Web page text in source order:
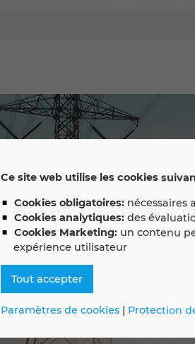
Ce site web utilise les cookies
Cookies obligatoires:nécessaires
Cookies analytiques:des
Cookies Marketing:un contenu
expérience utilisateur
Tout accepter
Paramètres de cookies| Protection